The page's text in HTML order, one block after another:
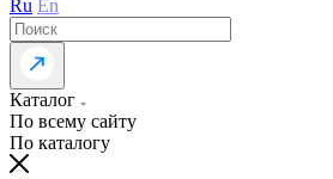
Ru En
Каталог
По всему сайту
По каталогу